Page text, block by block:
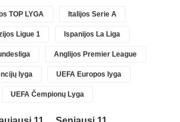
TOP LYGA Italijos Serie A
Ligue 1 Ispanijos La Liga
Anglijos Premier League
lyga UEFA Europos lyga
UEFA Čempionų Lyga